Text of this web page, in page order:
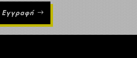
Εγγραφή